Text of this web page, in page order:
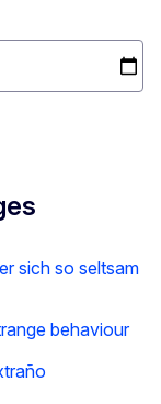
sich so seltsam
behaviour